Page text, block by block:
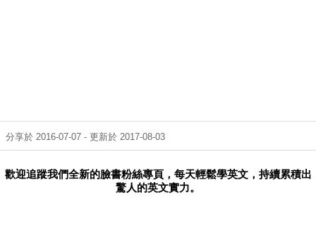
分享於 2016-07-07 - 更新於 2017-08-03
歡迎追蹤我們全新的臉書粉絲專頁，每天輕鬆學英文，持續累積出
驚人的英文實力。